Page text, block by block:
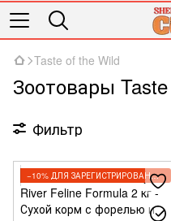
Taste of the Wild
Зоотовары
Фильтр
−10% ДЛЯ ЗАРЕГИСТРИРОВАННЫХ КЛИЕНТОВ